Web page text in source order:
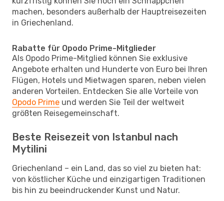
machen, besonders außerhalb der Hauptreisezeiten
in Griechenland.
Rabatte für Opodo Prime-Mitglieder
Als Opodo Prime-Mitglied können Sie exklusive
Angebote erhalten und Hunderte von Euro bei Ihren
Flügen, Hotels und Mietwagen sparen, neben vielen
anderen Vorteilen. Entdecken Sie alle Vorteile von
Opodo Prime und werden Sie Teil der weltweit
größten Reisegemeinschaft.
Beste Reisezeit von Istanbul nach
Mytilini
Griechenland – ein Land, das so viel zu bieten hat:
von köstlicher Küche und einzigartigen Traditionen
bis hin zu beeindruckender Kunst und Natur.